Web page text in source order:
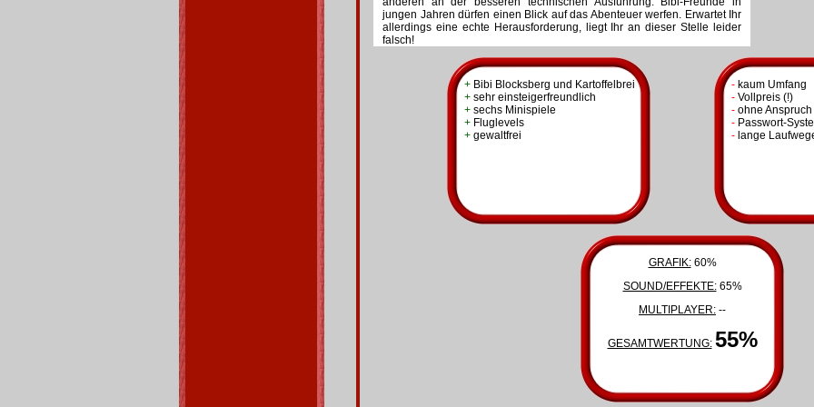
jungen Jahren dürfen einen Blick auf das Abenteuer werfen. Erwartet Ihr
allerdings eine echte Herausforderung, liegt Ihr an dieser Stelle leider
falsch!
+ Bibi Blocksberg und Kartoffelbrei
+ sehr einsteigerfreundlich
+ sechs Minispiele
+ Fluglevels
+ gewaltfrei
- kaum Umfang
- Vollpreis (!)
- ohne Anspruch
- Passwort-
- lange
GRAFIK:60%
SOUND/EFFEKTE:65%
MULTIPLAYER: --
GESAMTWERTUNG: 55%